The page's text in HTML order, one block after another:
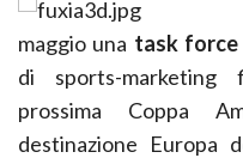
maggio una task force
di sports-marketing
prossima Coppa
destinazione Europa